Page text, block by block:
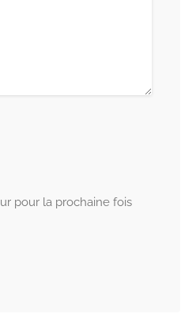
pour la prochaine fois